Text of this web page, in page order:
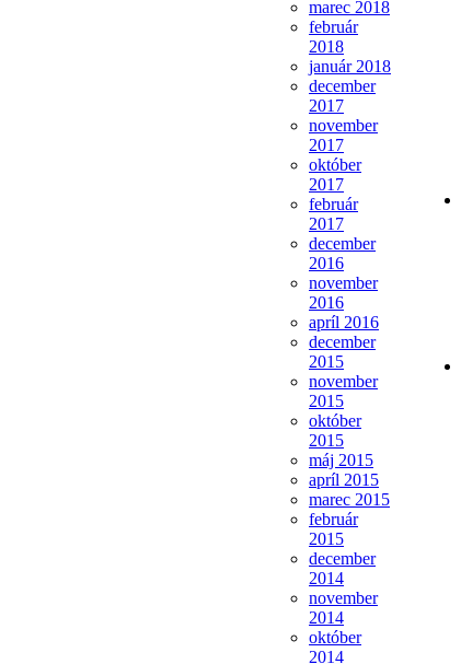
marec 2018
február
2018
január 2018
december
2017
november
2017
október
2017
február
2017
december
2016
november
2016
apríl 2016
december
2015
november
2015
október
2015
máj 2015
apríl 2015
marec 2015
február
2015
december
2014
november
2014
október
2014